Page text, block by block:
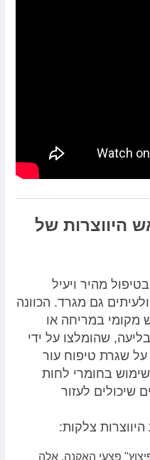
היווצרות של
מהיר ויעיל
גם מגרד. הכוונה
מקומי במריחה או
שהומלצו על ידי
שגרת טיפוח עור
שימוש בחומרי לחות
שיכולים לעזור
צלקות:
פצעי האקנה. אלה